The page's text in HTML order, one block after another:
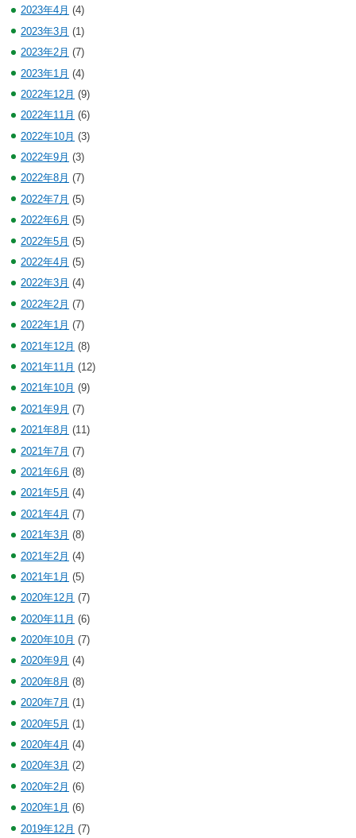
2023年4月 (4)
2023年3月 (1)
2023年2月 (7)
2023年1月 (4)
2022年12月 (9)
2022年11月 (6)
2022年10月 (3)
2022年9月 (3)
2022年8月 (7)
2022年7月 (5)
2022年6月 (5)
2022年5月 (5)
2022年4月 (5)
2022年3月 (4)
2022年2月 (7)
2022年1月 (7)
2021年12月 (8)
2021年11月 (12)
2021年10月 (9)
2021年9月 (7)
2021年8月 (11)
2021年7月 (7)
2021年6月 (8)
2021年5月 (4)
2021年4月 (7)
2021年3月 (8)
2021年2月 (4)
2021年1月 (5)
2020年12月 (7)
2020年11月 (6)
2020年10月 (7)
2020年9月 (4)
2020年8月 (8)
2020年7月 (1)
2020年5月 (1)
2020年4月 (4)
2020年3月 (2)
2020年2月 (6)
2020年1月 (6)
2019年12月 (7)